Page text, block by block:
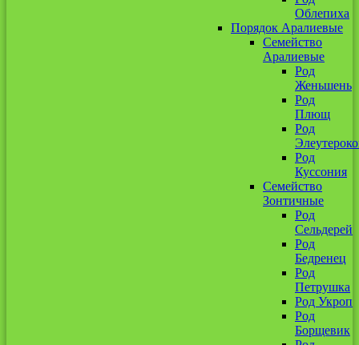
Облепиха
Порядок Аралиевые
Семейство
Аралиевые
Род
Женьшень
Род
Плющ
Род
Род
Куссония
Семейство
Зонтичные
Род
Сельдерей
Род
Бедренец
Род
Петрушка
Род Укроп
Род
Борщевик